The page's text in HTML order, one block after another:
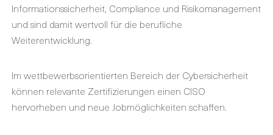
Informationssicherheit, Compliance und Risikomanagement
und sind damit wertvoll für die berufliche
Weiterentwicklung.
Im wettbewerbsorientierten Bereich der Cybersicherheit
können relevante Zertifizierungen einen CISO
hervorheben und neue Jobmöglichkeiten schaffen.